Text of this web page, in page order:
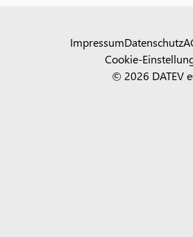
© 2026 DATEV
ImpressumDatenschutz
Cookie-